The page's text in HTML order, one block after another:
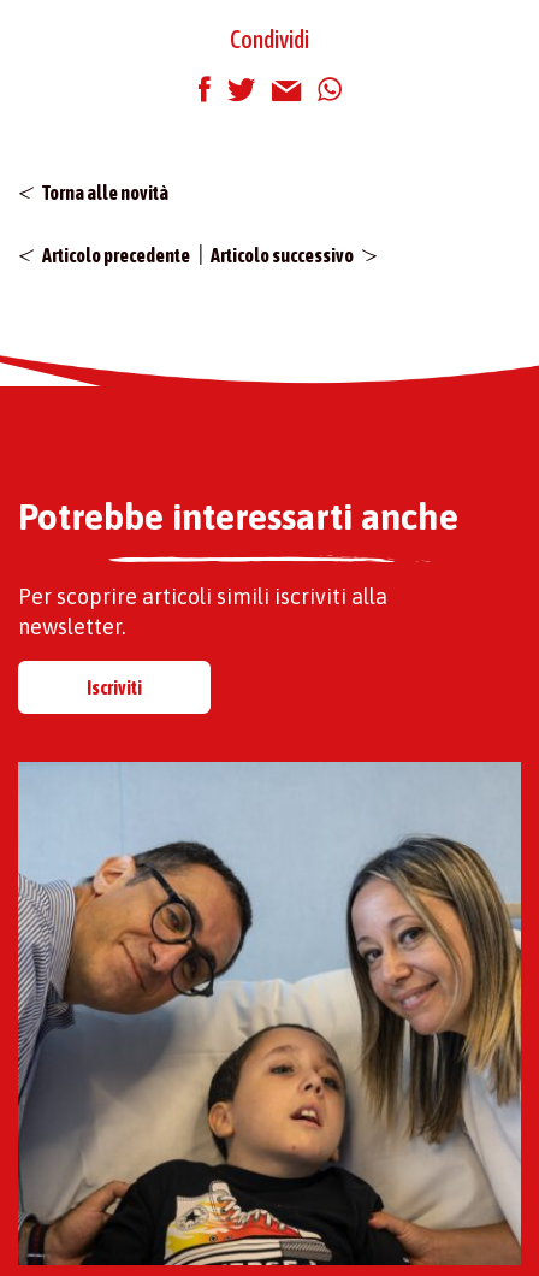
Condividi
Torna alle novità
Articolo precedente Articolo successivo
Potrebbe interessarti anche
Per scoprire articoli simili iscriviti alla
newsletter.
Iscriviti